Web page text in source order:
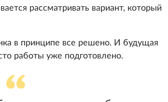
рассматривать вариант, который
в принципе все решено. И будущая
работы уже подготовлено.